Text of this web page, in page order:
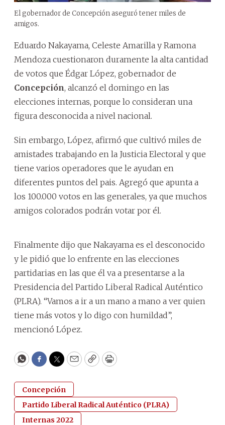
El gobernador de Concepción aseguró tener miles de
amigos.
Eduardo Nakayama, Celeste Amarilla y Ramona
Mendoza cuestionaron duramente la alta cantidad
de votos que Édgar López, gobernador de
Concepción, alcanzó el domingo en las
elecciones internas, porque lo consideran una
figura desconocida a nivel nacional.
Sin embargo, López, afirmó que cultivó miles de
amistades trabajando en la Justicia Electoral y que
tiene varios operadores que le ayudan en
diferentes puntos del pais. Agregó que apunta a
los 100.000 votos en las generales, ya que muchos
amigos colorados podrán votar por él.
Finalmente dijo que Nakayama es el desconocido
y le pidió que lo enfrente en las elecciones
partidarias en las que él va a presentarse a la
Presidencia del Partido Liberal Radical Auténtico
(PLRA). “Vamos a ir a un mano a mano a ver quien
tiene más votos y lo digo con humildad”,
mencionó López.
WhatsApp
Facebook
Twitter
EmailCopyPrint
Concepción
Partido Liberal Radical Auténtico (PLRA)
Internas 2022